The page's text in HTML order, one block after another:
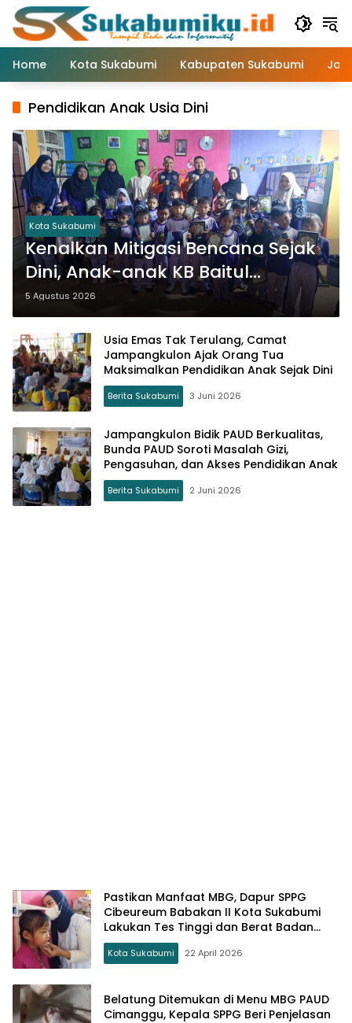
Langsung
konten
Home
Kota Sukabumi Kabupaten Sukabumi
Pendidikan Anak Usia Dini
Kota Sukabumi
Kenalkan Mitigasi Bencana Sejak
Dini, Anak-anak KB Baitul
Makmur Sukabumi Belajar Lewat
Boneka Tangan
5 Agustus 2026
Usia Emas Tak Terulang, Camat
Jampangkulon Ajak Orang Tua
Maksimalkan Pendidikan Anak Sejak Dini
Berita Sukabumi 3 Juni 2026
Jampangkulon Bidik PAUD Berkualitas,
Bunda PAUD Soroti Masalah Gizi,
Pengasuhan, dan Akses Pendidikan Anak
Berita Sukabumi 2 Juni 2026
Pastikan Manfaat MBG, Dapur SPPG
Cibeureum Babakan II Kota Sukabumi
Lakukan Tes Tinggi dan Berat Badan
Anak
Kota Sukabumi 22 April 2026
Belatung Ditemukan di Menu MBG PAUD
Cimanggu, Kepala SPPG Beri Penjelasan